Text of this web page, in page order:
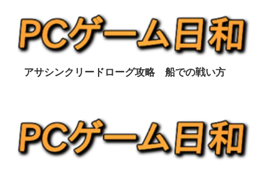
アサシンクリードローグ攻略 船での戦い方